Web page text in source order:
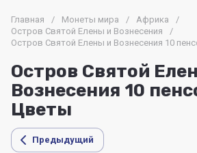
Главная / Монеты мира / Африка
/
Остров Святой Елены и Вознесения
/
Остров Святой Елены и Вознесения 10
Остров Святой
Вознесения 10
Цветы
Предыдущий